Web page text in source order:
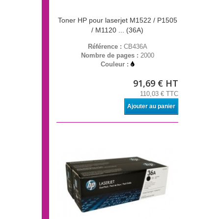
Toner HP pour laserjet M1522 / P1505
/ M1120 ... (36A)
Référence : CB436A
Nombre de pages : 2000
Couleur :
91,69 € HT
110,03 € TTC
Ajouter au panier